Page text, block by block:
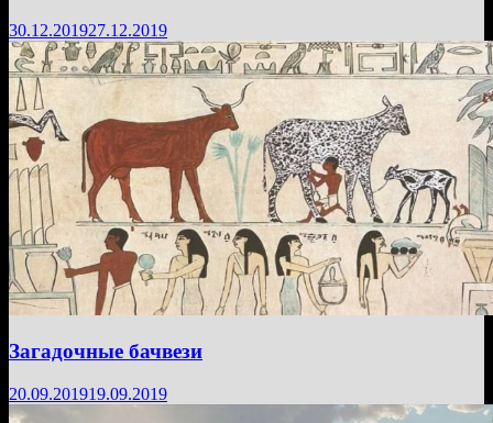
30.12.201927.12.2019
Загадочные бачвези
20.09.201919.09.2019